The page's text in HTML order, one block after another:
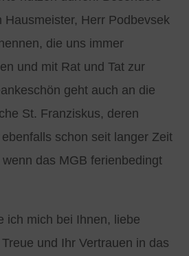
Hausmeister, Herr Podbevsek
die uns immer
und mit Rat und Tat zur
geht auch an die
St. Franziskus, deren
schon seit langer Zeit
das MGB ferienbedingt
ich mich bei Ihnen, liebe
und Ihr Vertrauen in das